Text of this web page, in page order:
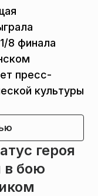
8 финала
пресс-
культуры
героя
в бою